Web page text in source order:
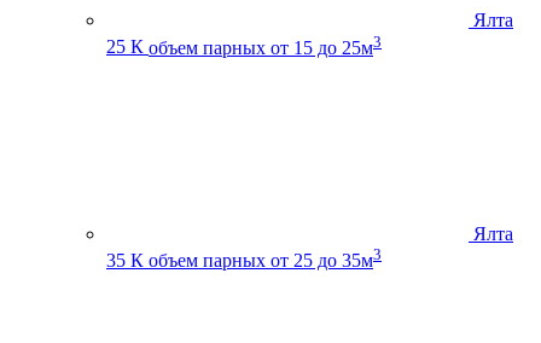
Ялта
25 К объем парных от 15 до 25м3
Ялта
35 К объем парных от 25 до 35м3